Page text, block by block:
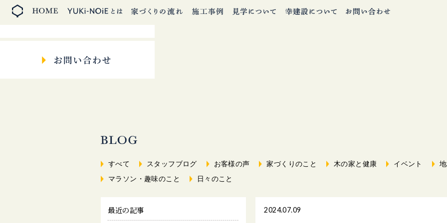
すべて スタッフブログ お客様の声 家づくりのこと 木の家と健康 イベント
マラソン・趣味のこと
日々のこと
2024.07.09
最近の記事